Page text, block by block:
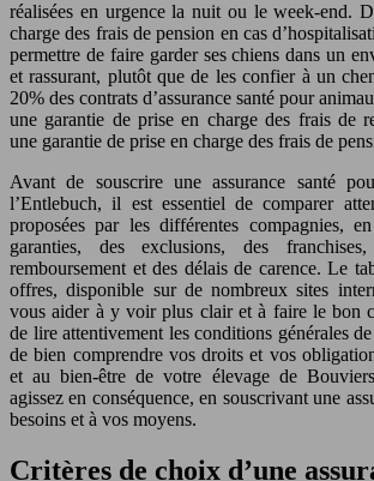
réalisées en urgence la nuit ou le week-end.
charge des frais de pension en cas
permettre de faire garder ses chiens dans un
et rassurant, plutôt que de les confier à un
20% des contrats d’assurance santé pour
une garantie de prise en charge des frais de
une garantie de prise en charge des frais de
Avant de souscrire une assurance santé
l’Entlebuch, il est essentiel de comparer
proposées par les différentes compagnies,
garanties, des exclusions, des
remboursement et des délais de carence. Le
offres, disponible sur de nombreux sites
vous aider à y voir plus clair et à faire le bon
de lire attentivement les conditions générales
de bien comprendre vos droits et vos
et au bien-être de votre élevage de
agissez en conséquence, en souscrivant une
besoins et à vos moyens.
Critères de choix d’une